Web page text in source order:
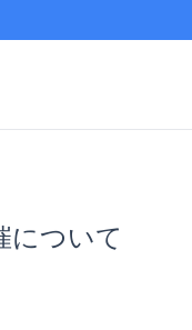
について